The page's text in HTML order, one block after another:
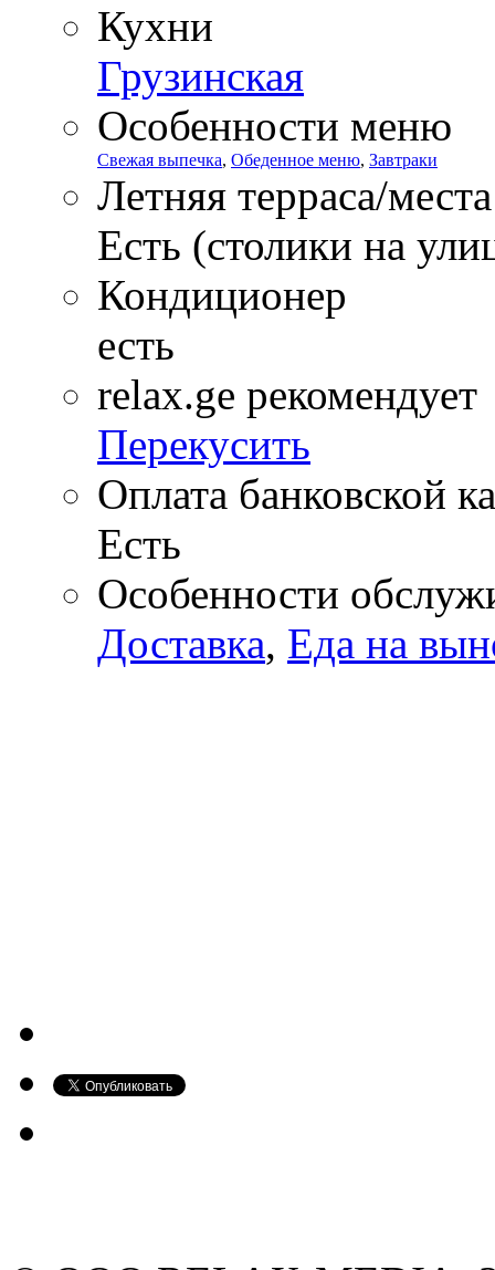
Кухни
Грузинская
Особенности меню
Свежая выпечка, Обеденное меню, Завтраки
Летняя терраса/
Есть (столики на
Кондиционер
есть
relax.ge рекомендует
Перекусить
Оплата банковской
Есть
Особенности
Доставка, Еда на